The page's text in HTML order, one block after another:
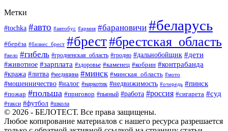
Метки
#tochka #авто #автобус #армия #барановичи #беларусь
#берёза #бизнес_брест #брест#брестская_область
#вело #гибель #гродненская_область #гродно #дальнобойщик #дети
#животное #зарплата #здоровье #каменец #кобрин #контрабанда
#кража #литва #медицина #минск #минская_область #мото
#мошенничество #налог #наркотик #недвижимость #очередь #пинск
#пожар #польша #приговор #пьяный #работа #россия #сигарета #суд
#такси #футбол #школа
© 2026 - БЕЛОТЕСТ. Все права защищены.
Любое копирование материалов с нашего ресурса разрешается